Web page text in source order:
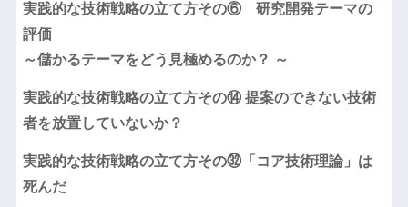
実践的な技術戦略の立て方その⑥ 研究開発テーマの
評価
～儲かるテーマをどう見極めるのか？ ～
実践的な技術戦略の立て方その⑭ 提案のできない技術
者を放置していないか？
実践的な技術戦略の立て方その㉜「コア技術理論」は
死んだ